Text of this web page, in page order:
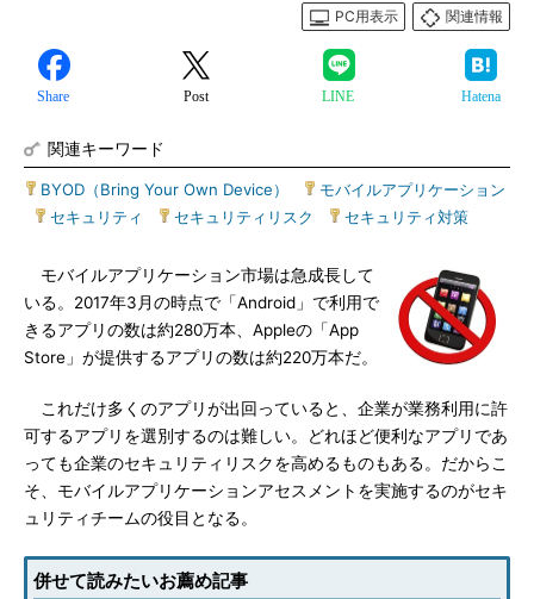
PC用表示
関連情報
Share Post LINE Hatena
関連キーワード
BYOD（Bring Your Own Device）
モバイルアプリケーション
セキュリティ セキュリティリスク セキュリティ対策
モバイルアプリケーション市場は急成長して
いる。2017年3月の時点で「Android」で利用で
きるアプリの数は約280万本、Appleの「App
Store」が提供するアプリの数は約220万本だ。
これだけ多くのアプリが出回っていると、企業が業務利用に許
可するアプリを選別するのは難しい。どれほど便利なアプリであ
っても企業のセキュリティリスクを高めるものもある。だからこ
そ、モバイルアプリケーションアセスメントを実施するのがセキ
ュリティチームの役目となる。
併せて読みたいお薦め記事